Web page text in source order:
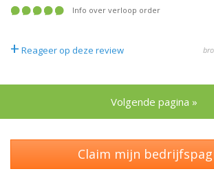
Info over verloop order
+ Reageer op deze review
Volgende pagina »
Claim mijn